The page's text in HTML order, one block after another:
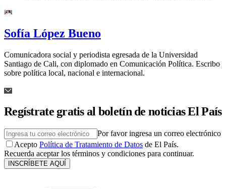
Sofía López Bueno
Comunicadora social y periodista egresada de la Universidad
Santiago de Cali, con diplomado en Comunicación Política. Escribo
sobre política local, nacional e internacional.
Regístrate gratis al boletín de noticias El País
Por favor ingresa un correo electrónico
Acepto Política de Tratamiento de Datos de El País.
Recuerda aceptar los términos y condiciones para continuar.
INSCRÍBETE AQUÍ